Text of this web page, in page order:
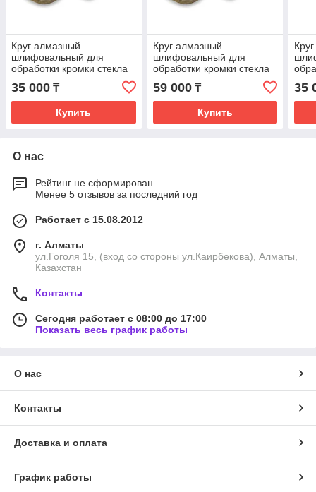
Круг алмазный
шлифовальный для
обработки кромки стекла
175*63.4, R2,25 форма
14FF1H (под карандаш),
стекло 4мм
35 000 ₸
Купить
Круг алмазный
шлифовальный для
обработки кромки стекла
175*63.4, R3,25 форма
14FF1H (под карандаш),
стекло 6мм
59 000₸
Купить
90
4мм
35
О нас
Рейтинг не сформирован
Менее 5 отзывов за последний год
Работает с 15.08.2012
г. Алматы
ул.Гоголя 15, (вход со стороны ул.Каирбекова), Алматы,
Казахстан
Контакты
Сегодня работает с 08:00 до 17:00
Показать весь график работы
О нас
Контакты
Доставка и оплата
График работы